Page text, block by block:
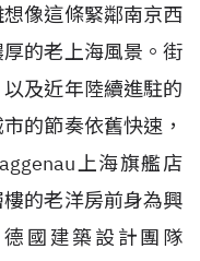
像這條緊鄰南京西
的老上海風景。街
及近年陸續進駐的
的節奏依舊快速，
上海旗艦店
樓的老洋房前身為興
國建築設計團隊